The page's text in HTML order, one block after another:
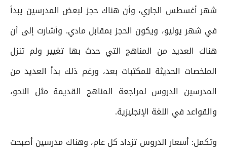
شهر أغسطس الجاري، وأن هناك حجز لبعض المدرسين يبدأ
في شهر يوليو، ويكون الحجز بمقابل مادي. وأشارت إلى أن
هناك العديد من المناهج التي حدث بها تغيير ولم تنزل
الملخصات الحديثة للمكتبات بعد، ورغم ذلك بدأ العديد من
المدرسين الدروس لمراجعة المناهج القديمة مثل النحو،
والقواعد في اللغة الإنجليزية.
وتكمل: أسعار الدروس تزداد كل عام، وهناك مدرسين أصبحت